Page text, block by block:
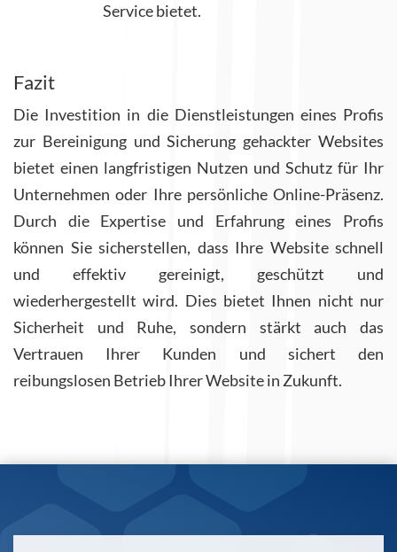
Service bietet.
Fazit
Die Investition in die Dienstleistungen eines Profis
zur Bereinigung und Sicherung gehackter Websites
bietet einen langfristigen Nutzen und Schutz für Ihr
Unternehmen oder Ihre persönliche Online-Präsenz.
Durch die Expertise und Erfahrung eines Profis
können Sie sicherstellen, dass Ihre Website schnell
und effektiv gereinigt, geschützt und
wiederhergestellt wird. Dies bietet Ihnen nicht nur
Sicherheit und Ruhe, sondern stärkt auch das
Vertrauen Ihrer Kunden und sichert den
reibungslosen Betrieb Ihrer Website in Zukunft.